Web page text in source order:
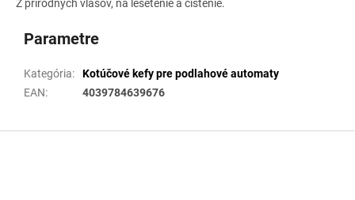
Z prírodných vlasov, na lešetenie a čistenie.
Parametre
Kategória:
Kotúčové kefy pre podlahové automaty
EAN: 4039784639676